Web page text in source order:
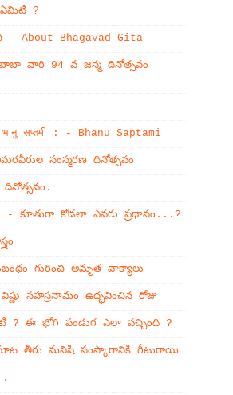
ఏమిటి ?
- About Bhagavad Gita
వారి 94 వ జన్మ దినోత్సవం
सप्तमी : - Bhanu Saptami
సంస్మరణ దినోత్సవం
కూతురా కోడలా ఎవరు ప్రధానం...?
గురించి అమృత వాక్యాలు
సహస్రనామం ఉద్భవించిన రోజు
? ఈ భోగి పండుగ ఎలా వచ్చింది ?
తీరు మనిషి సంస్కారానికి గీటురాయి